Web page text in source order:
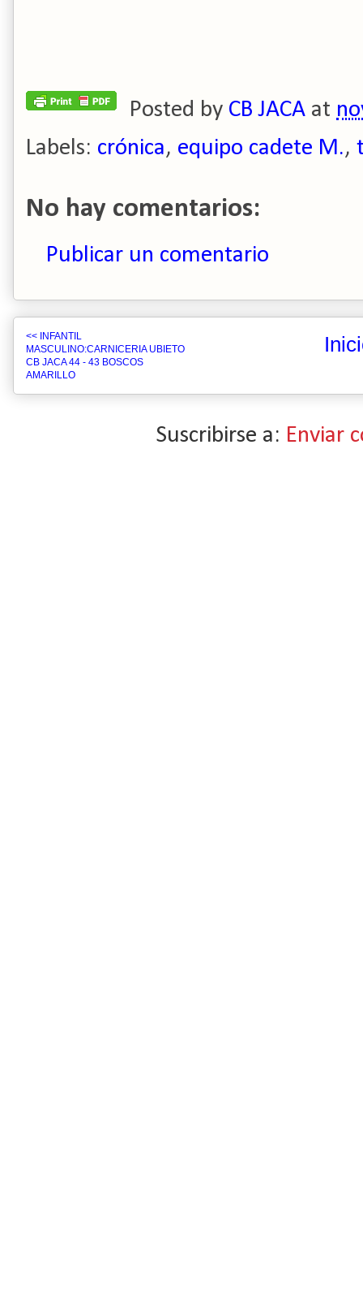
Posted by CB JACA at
Labels: crónica, equipo cadete M.,
No hay comentarios:
Publicar un comentario
<< INFANTIL
MASCULINO:CARNICERIA UBIETO
CB JACA 44 - 43 BOSCOS
AMARILLO
Suscribirse a: Enviar